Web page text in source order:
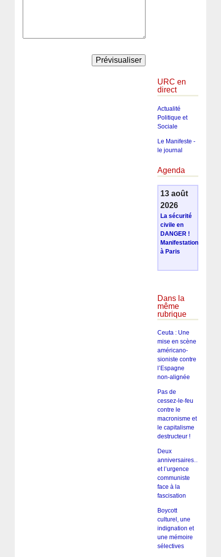
URC en
direct
Actualité
Politique et
Sociale
Le Manifeste -
le journal
Agenda
13 août
2026
La sécurité
civile en
DANGER !
Manifestation
à Paris
Dans la
même
rubrique
Ceuta : Une
mise en scène
américano-
sioniste contre
l’Espagne
non-alignée
Pas de
cessez-le-feu
contre le
macronisme et
le capitalisme
destructeur !
Deux
anniversaires…
et l’urgence
communiste
face à la
fascisation
Boycott
culturel, une
indignation et
une mémoire
sélectives